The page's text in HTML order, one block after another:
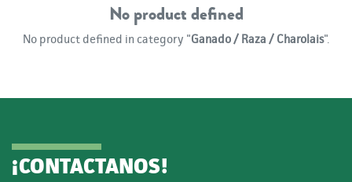
No product defined
No product defined in category "Ganado / Raza / Charolais".
¡CONTACTANOS!